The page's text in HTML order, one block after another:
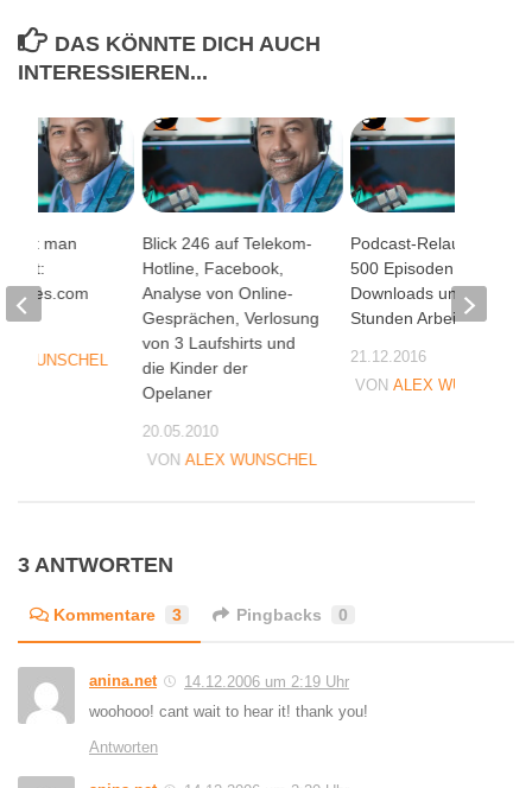
DAS KÖNNTE DICH AUCH
INTERESSIEREN...
Blick 246 auf Telekom-
Hotline, Facebook,
Analyse von Online-
Gesprächen, Verlosung
von 3 Laufshirts und
die Kinder der
Opelaner
20.05.2010
VON ALEX WUNSCHEL
Podcast-Relaunch #1:
500 Episoden, 4 Mio
Downloads und 2.000
Stunden Arbeitszeit
21.12.2016
VONALEX WUNSCHEL
man
WUNSCHEL
3 ANTWORTEN
Kommentare 3 Pingbacks 0
anina.net
14.12.2006 um 2:19 Uhr
woohooo! cant wait to hear it! thank you!
Antworten